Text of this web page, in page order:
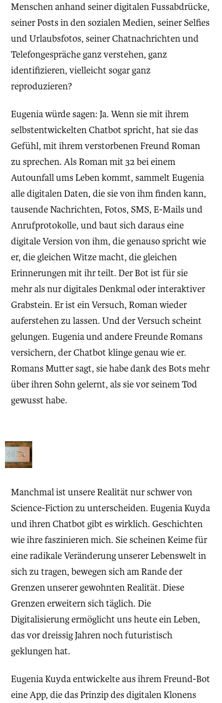
Menschen anhand seiner digitalen Fussabdrücke,
seiner Posts in den sozialen Medien, seiner Selfies
und Urlaubsfotos, seiner Chatnachrichten und
Telefongespräche ganz verstehen, ganz
identifizieren, vielleicht sogar ganz
reproduzieren?
Eugenia würde sagen: Ja. Wenn sie mit ihrem
selbstentwickelten Chatbot spricht, hat sie das
Gefühl, mit ihrem verstorbenen Freund Roman
zu sprechen. Als Roman mit 32 bei einem
Autounfall ums Leben kommt, sammelt Eugenia
alle digitalen Daten, die sie von ihm finden kann,
tausende Nachrichten, Fotos, SMS, E-Mails und
Anrufprotokolle, und baut sich daraus eine
digitale Version von ihm, die genauso spricht wie
er, die gleichen Witze macht, die gleichen
Erinnerungen mit ihr teilt. Der Bot ist für sie
mehr als nur digitales Denkmal oder interaktiver
Grabstein. Er ist ein Versuch, Roman wieder
auferstehen zu lassen. Und der Versuch scheint
gelungen. Eugenia und andere Freunde Romans
versichern, der Chatbot klinge genau wie er.
Romans Mutter sagt, sie habe dank des Bots mehr
über ihren Sohn gelernt, als sie vor seinem Tod
gewusst habe.
Manchmal ist unsere Realität nur schwer von
Science-Fiction zu unterscheiden. Eugenia Kuyda
und ihren Chatbot gibt es wirklich. Geschichten
wie ihre faszinieren mich. Sie scheinen Keime für
eine radikale Veränderung unserer Lebenswelt in
sich zu tragen, bewegen sich am Rande der
Grenzen unserer gewohnten Realität. Diese
Grenzen erweitern sich täglich. Die
Digitalisierung ermöglicht uns heute ein Leben,
das vor dreissig Jahren noch futuristisch
geklungen hat.
Eugenia Kuyda entwickelte aus ihrem Freund-Bot
eine App, die das Prinzip des digitalen Klonens